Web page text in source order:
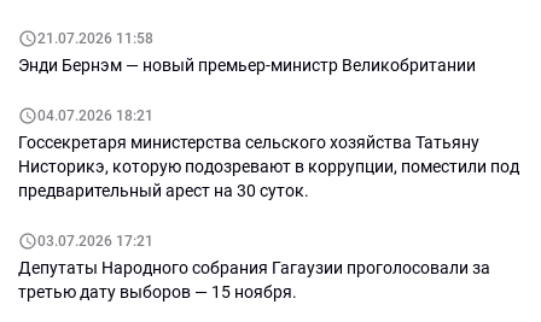
21.07.2026 11:58
Энди Бернэм — новый премьер-министр Великобритании
04.07.2026 18:21
Госсекретаря министерства сельского хозяйства Татьяну
Нисторикэ, которую подозревают в коррупции, поместили под
предварительный арест на 30 суток.
03.07.2026 17:21
Депутаты Народного собрания Гагаузии проголосовали за
третью дату выборов — 15 ноября.